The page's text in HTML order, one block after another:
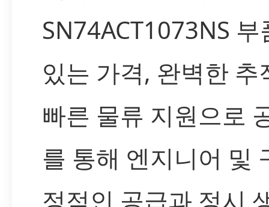
SN74ACT1073NS
있는 가격, 완벽한
빠른 물류 지원으로
를 통해 엔지니어 및
정적인 공급과 정시